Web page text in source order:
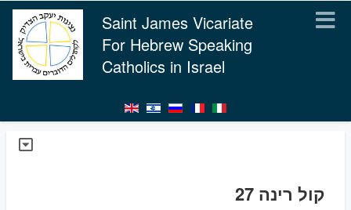
Saint James Vicariate
For Hebrew Speaking
Catholics in Israel
קול רינה 27